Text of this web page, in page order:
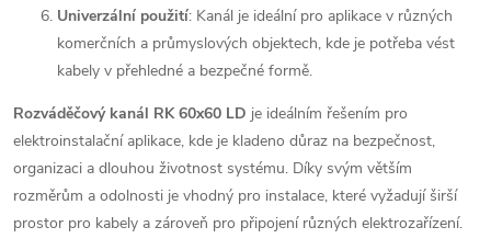
Univerzální použití: Kanál je ideální pro aplikace v různých
komerčních a průmyslových objektech, kde je potřeba vést
kabely v přehledné a bezpečné formě.
Rozváděčový kanál RK 60x60 LD je ideálním řešením pro
elektroinstalační aplikace, kde je kladeno důraz na bezpečnost,
organizaci a dlouhou životnost systému. Díky svým větším
rozměrům a odolnosti je vhodný pro instalace, které vyžadují širší
prostor pro kabely a zároveň pro připojení různých elektrozařízení.